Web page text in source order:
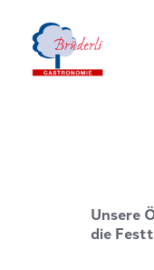
Unsere
die